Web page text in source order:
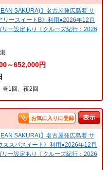
SAKURA)】名古屋発広島着 サ
リースイートB》利用●2026年12月
ー設定あり〔クルーズ紀行：2026
～652,000円
昼1回、夜2回
お気に入りに登録
SAKURA)】名古屋発広島着 サ
スパスイート》利用●2026年12月
ー設定あり〔クルーズ紀行：2026